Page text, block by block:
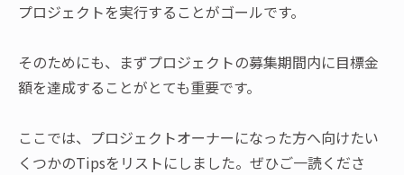
プロジェクトを実行することがゴールです。
そのためにも、まずプロジェクトの募集期間内に目標金
額を達成することがとても重要です。
ここでは、プロジェクトオーナーになった方へ向けたい
くつかのTipsをリストにしました。ぜひご一読くださ